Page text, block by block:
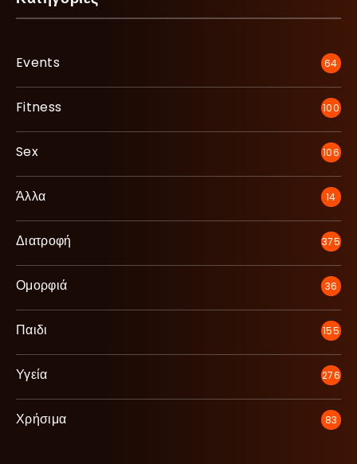
Events 64
Fitness 100
Sex 106
Άλλα 14
Διατροφή 375
Ομορφιά 36
Παιδι 155
Υγεία 276
Χρήσιμα 83